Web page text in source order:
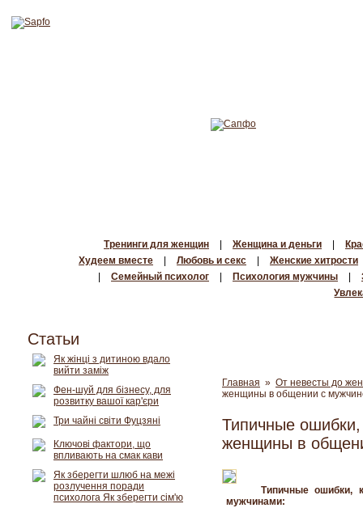
Тренинги для женщин Женщина и деньги
Худеем вместе
Любовь и секс
Женские хитрости
Семейный психолог Психология мужчины
Главная » От невесты до
женщины в общении с
Типичные
женщины в
Типичные ошибки,
мужчинами:
Статьи
Як жінці з дитиною вдало
вийти заміж
Фен-шуй для бізнесу, для
розвитку вашої кар'єри
Три чайні світи Фуцзяні
Ключові фактори, що
впливають на смак кави
Як зберегти шлюб на межі
розлучення поради
психолога Як зберегти сім'ю